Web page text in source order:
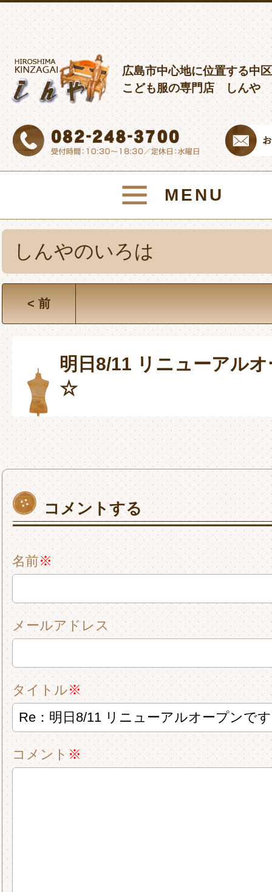
広島市中心地に位置する中
こども服の専門店 しんや
MENU
しんやのいろは
< 前
明日8/11 リニューアル
☆
コメントする
名前※
メールアドレス
タイトル※
コメント ※